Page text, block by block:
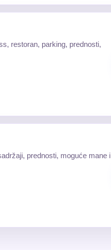
restoran, parking, prednosti,
prednosti, moguće mane i